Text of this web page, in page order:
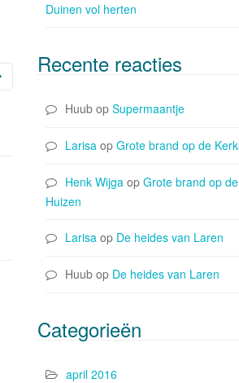
Duinen vol herten
Recente reacties
Huub op Supermaantje
Larisa op Grote brand op de
Henk Wijga op Grote brand op
Huizen
Larisa op De heides van Laren
Huub op De heides van Laren
Categorieën
april 2016